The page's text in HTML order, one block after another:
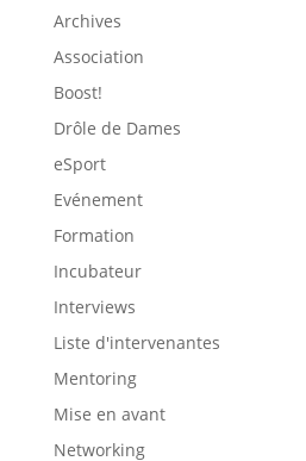
Archives
Association
Boost!
Drôle de Dames
eSport
Evénement
Formation
Incubateur
Interviews
Liste d'intervenantes
Mentoring
Mise en avant
Networking